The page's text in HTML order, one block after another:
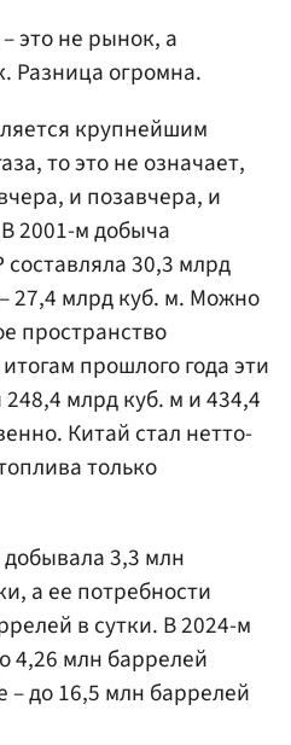
это не рынок, а
Разница огромна.
крупнейшим
то это не означает,
и позавчера, и
2001-м добыча
30,3 млрд
27,4 млрд куб. м. Можно
пространство
прошлого года эти
млрд куб. м и 434,4
Китай стал нетто-
только
добывала 3,3 млн
а ее потребности
в сутки. В 2024-м
4,26 млн баррелей
– до 16,5 млн баррелей